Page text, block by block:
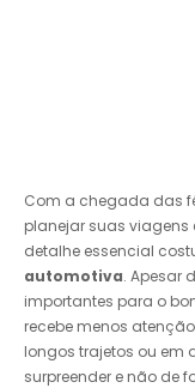
Com a chegada das
planejar suas viagens
detalhe essencial
automotiva. Apesar
importantes para o
recebe menos
longos trajetos ou em
surpreender e não de